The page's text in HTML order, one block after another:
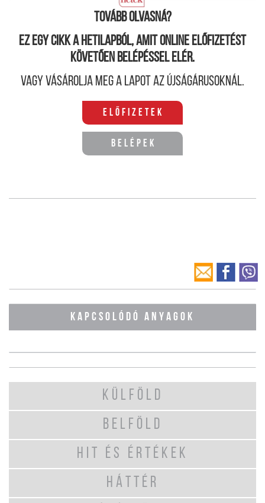
enyhülést 33-35 fokosra hűtve a levegőt.
Tovább olvasná?
Ez egy cikk a hetilapból, amit online előfizetést
követően belépéssel elér.
Vagy vásárolja meg a lapot az újságárusoknál.
Előfizetek
Belépek
KAPCSOLÓDÓ ANYAGOK
KÜLFÖLD
BELFÖLD
HIT ÉS ÉRTÉKEK
HÁTTÉR